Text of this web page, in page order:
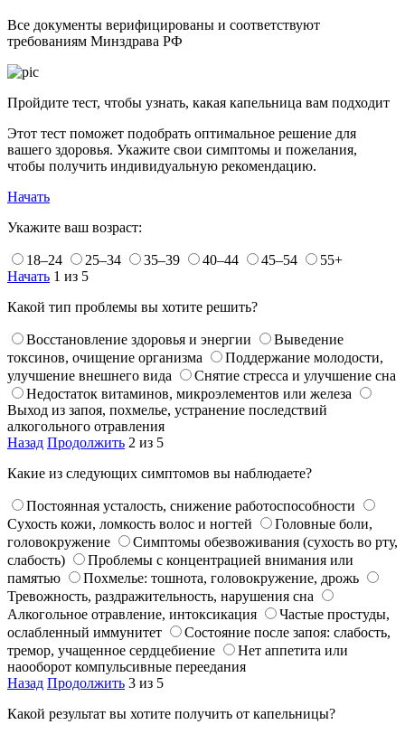
Все документы верифицированы и соответствуют
требованиям Минздрава РФ
Пройдите тест, чтобы узнать, какая капельница вам подходит
Этот тест поможет подобрать оптимальное решение для
вашего здоровья. Укажите свои симптомы и пожелания,
чтобы получить индивидуальную рекомендацию.
Начать
Укажите ваш возраст:
18–24 25–34 35–39 40–44 45–54
55+
Начать 1 из 5
Какой тип проблемы вы хотите решить?
Восстановление здоровья и энергии
Выведение
токсинов, очищение организма
Поддержание молодости,
улучшение внешнего вида
Снятие стресса и улучшение сна
Недостаток витаминов, микроэлементов или железа
Выход из запоя, похмелье, устранение последствий
алкогольного отравления
Назад Продолжить 2 из 5
Какие из следующих симптомов вы наблюдаете?
Постоянная усталость, снижение работоспособности
Сухость кожи, ломкость волос и ногтей
Головные боли,
головокружение
Симптомы обезвоживания (сухость во рту,
слабость)
Проблемы с концентрацией внимания или
памятью
Похмелье: тошнота, головокружение, дрожь
Тревожность, раздражительность, нарушения сна
Алкогольное отравление, интоксикация
Частые простуды,
ослабленный иммунитет
Состояние после запоя: слабость,
тремор, учащенное сердцебиение
Нет аппетита или
наооборот компульсивные переедания
Назад Продолжить 3 из 5
Какой результат вы хотите получить от капельницы?